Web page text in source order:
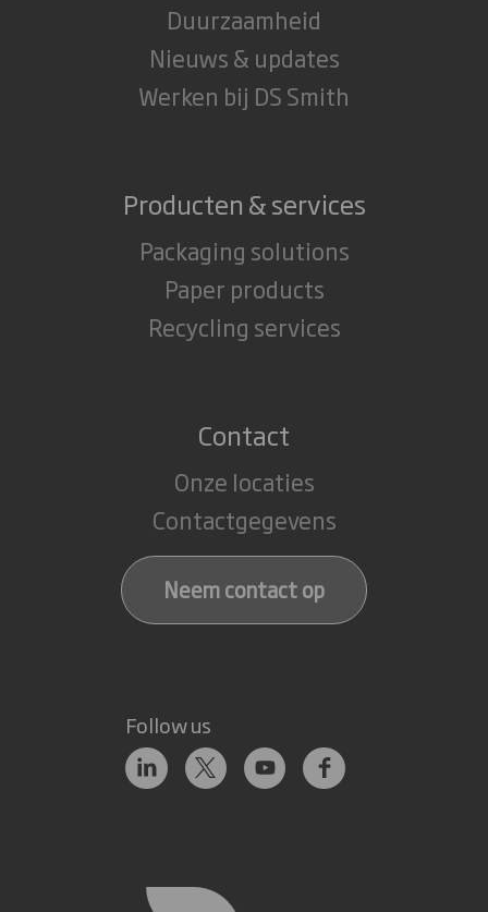
Duurzaamheid
Nieuws & updates
Werken bij DS Smith
Producten & services
Packaging solutions
Paper products
Recycling services
Contact
Onze locaties
Contactgegevens
Neem contact op
Follow us